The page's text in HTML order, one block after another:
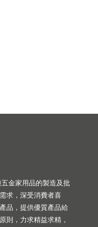
金家用品的製造及批
求，深受消費者喜
品，提供優質產品給
則，力求精益求精，